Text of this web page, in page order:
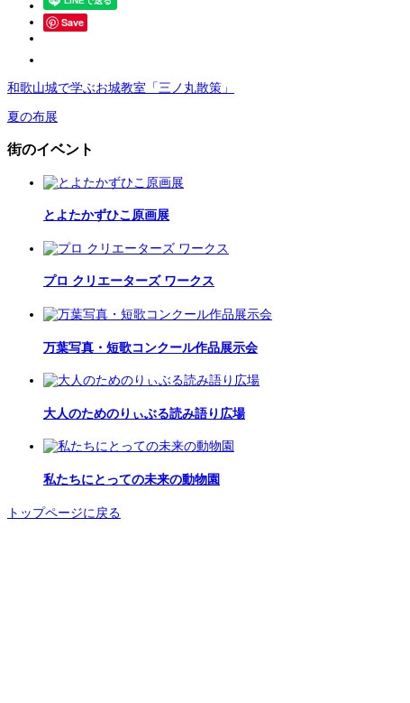
Save
和歌山城で学ぶお城教室「三ノ丸散策」
夏の布展
街のイベント
とよたかずひこ原画展
プロ クリエーターズ ワークス
万葉写真・短歌コンクール作品展示会
大人のためのりぃぶる読み語り広場
私たちにとっての未来の動物園
トップページに戻る